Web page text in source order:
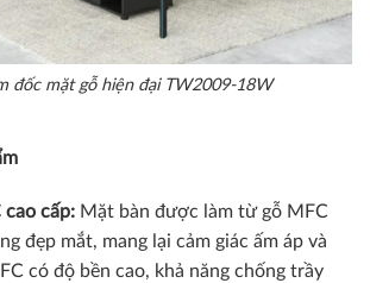
đốc mặt gỗ hiện đại TW2009-18W
cao cấp: Mặt bàn được làm từ gỗ MFC
đẹp mắt, mang lại cảm giác ấm áp và
có độ bền cao, khả năng chống trầy